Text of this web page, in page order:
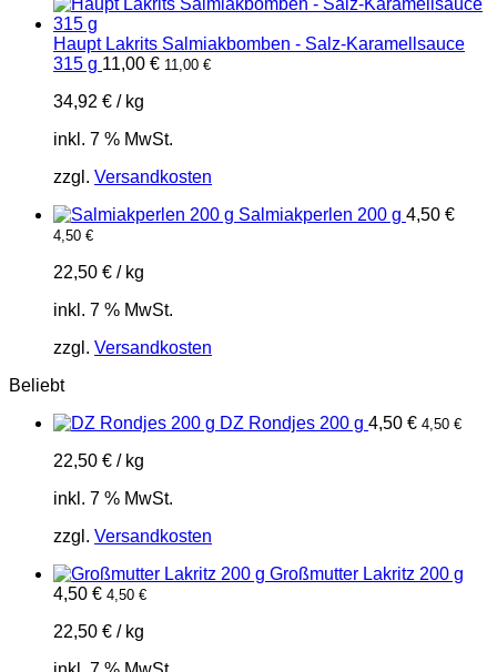
Haupt Lakrits Salmiakbomben - Salz-Karamellsauce
315 g 11,00 € 11,00 €
34,92 € / kg
inkl. 7 % MwSt.
zzgl. Versandkosten
Salmiakperlen 200 g 4,50 €
4,50 €
22,50 € / kg
inkl. 7 % MwSt.
zzgl. Versandkosten
Beliebt
DZ Rondjes 200 g 4,50 € 4,50 €
22,50 € / kg
inkl. 7 % MwSt.
zzgl. Versandkosten
Großmutter Lakritz 200 g
4,50 € 4,50 €
22,50 € / kg